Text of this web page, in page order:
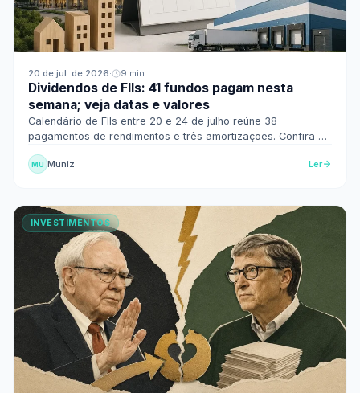
20 de jul. de 2026· 9 min
Dividendos de FIIs: 41 fundos pagam nesta
semana; veja datas e valores
Calendário de FIIs entre 20 e 24 de julho reúne 38
pagamentos de rendimentos e três amortizações. Confira os
fundos, valores por cota e datas-base.
MU Muniz Ler
INVESTIMENTOS